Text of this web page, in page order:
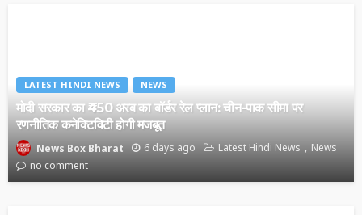
LATEST HINDI NEWS NEWS
मोदी सरकार का ₹450 अरब का बॉर्डर रेल प्लान: चीन-पाक सीमा पर
रणनीतिक कनेक्टिविटी होगी मजबूत
News Box Bharat 6 days ago Latest Hindi News
News
no comment